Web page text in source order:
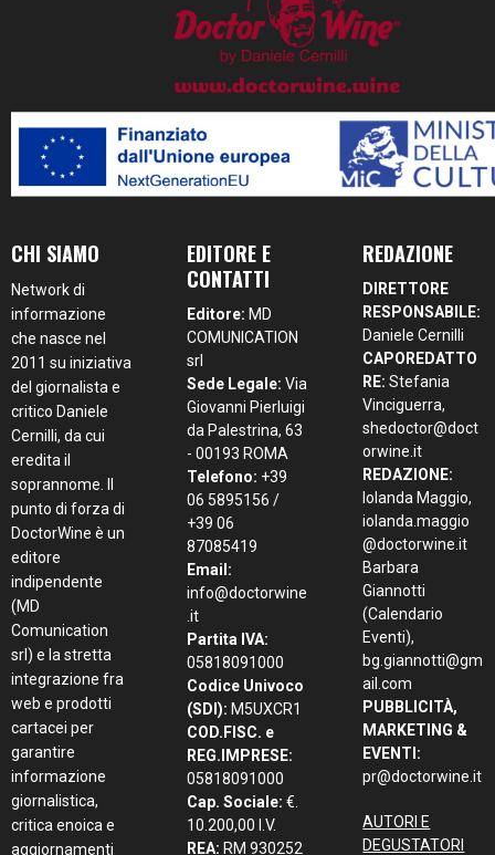
CHI SIAMO
Network di
informazione
che nasce nel
2011 su iniziativa
del giornalista e
critico Daniele
Cernilli, da cui
eredita il
soprannome. Il
punto di forza di
DoctorWine è un
editore
indipendente
(MD
Comunication
srl) e la stretta
integrazione fra
web e prodotti
cartacei per
garantire
informazione
giornalistica,
critica enoica e
aggiornamenti
EDITORE E
CONTATTI
Editore: MD
COMUNICATION
srl
Sede Legale: Via
Giovanni Pierluigi
da Palestrina, 63
- 00193 ROMA
Telefono: +39
06 5895156 /
+39 06
87085419
Email:
info@doctorwine
.it
Partita IVA:
05818091000
Codice Univoco
(SDI): M5UXCR1
COD.FISC. e
REG.IMPRESE:
05818091000
Cap. Sociale: €.
10.200,00 I.V.
REA: RM 930252
REDAZIONE
DIRETTORE
RESPONSABILE:
Daniele Cernilli
CAPOREDATTO
RE: Stefania
Vinciguerra,
shedoctor@doct
orwine.it
REDAZIONE:
Iolanda Maggio,
iolanda.maggio
@doctorwine.it
Barbara
Giannotti
(Calendario
Eventi),
bg.giannotti@gm
ail.com
PUBBLICITÀ,
MARKETING &
EVENTI:
pr@doctorwine.it
AUTORI E
DEGUSTATORI